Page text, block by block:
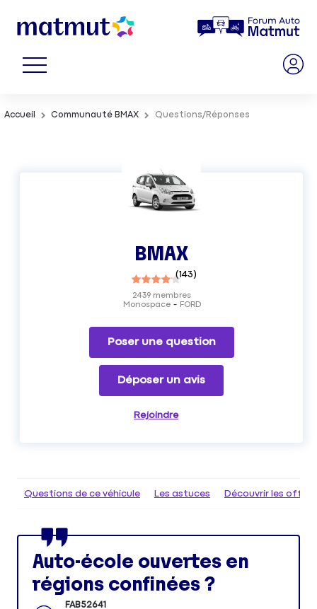
Accueil Communauté BMAX Questions/Réponses
BMAX
(143)
Monospace FORD
2439membres
Poser une question
Déposer un avis
Rejoindre
Questions de ce véhicule Les astuces Découvrir les
Auto-école ouvertes en
régions confinées ?
FAB52641